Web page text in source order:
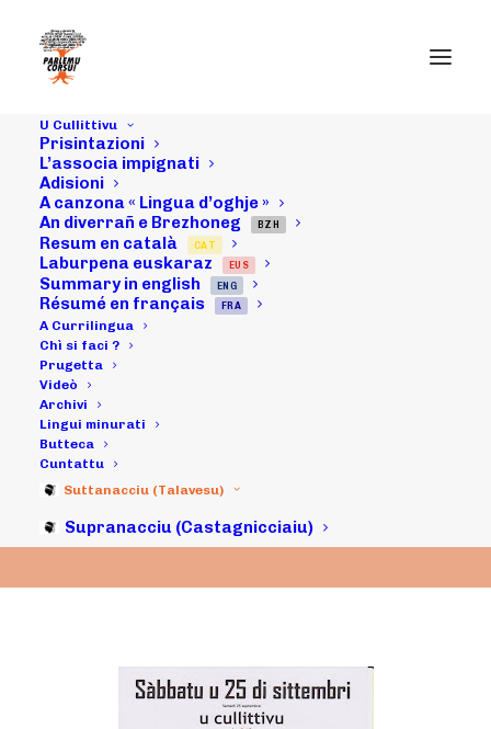
U Cullittivu
Prisintazioni
L’associa impignati
Adisioni
A canzona « Lingua d’oghje »
An diverrañ e Brezhoneg
BZH
Resum en català CAT
Laburpena euskaraz EUS
Summary in english ENG
Résumé en français FRA
A Currilingua
Chì si faci ?
Prugetta
Videò
Archivi
Lingui minurati
Butteca
Cuntattu
Suttanacciu (Talavesu)
Supranacciu (Castagnicciaiu)
Vìsita in lingua
corsa di u Museu
Fesch d'Aiacciu
17/09/2010